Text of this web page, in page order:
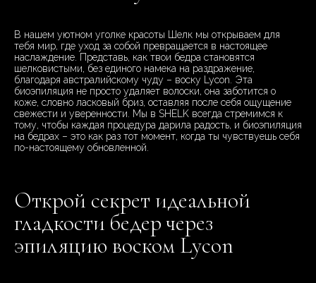
В нашем уютном уголке красоты Шелк мы открываем для
тебя мир, где уход за собой превращается в настоящее
наслаждение. Представь, как твои бедра становятся
шелковистыми, без единого намека на раздражение,
благодаря австралийскому чуду – воску Lycon. Эта
биоэпиляция не просто удаляет волоски, она заботится о
коже, словно ласковый бриз, оставляя после себя ощущение
свежести и уверенности. Мы в SHELK всегда стремимся к
тому, чтобы каждая процедура дарила радость, и биоэпиляция
на бедрах – это как раз тот момент, когда ты чувствуешь себя
по-настоящему обновленной.
Открой секрет идеальной
гладкости бедер через
эпиляцию воском Lycon